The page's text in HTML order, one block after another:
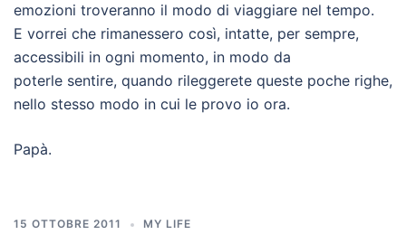
emozioni troveranno il modo di viaggiare nel tempo.
E vorrei che rimanessero così, intatte, per sempre,
accessibili in ogni momento, in modo da
poterle sentire, quando rileggerete queste poche righe,
nello stesso modo in cui le provo io ora.
Papà.
15 OTTOBRE 2011 MY LIFE